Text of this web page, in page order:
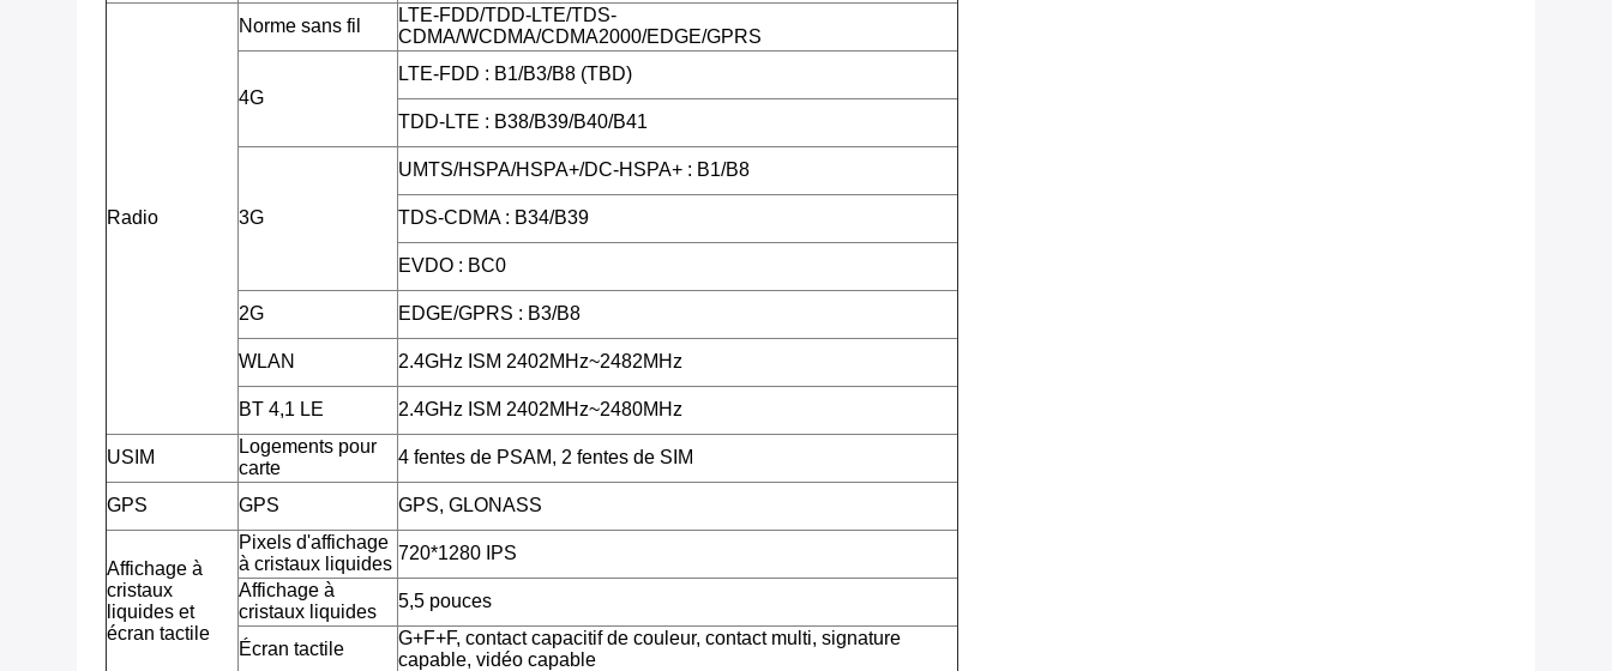
Radio
Norme sans fil
LTE-FDD/TDD-LTE/TDS-
CDMA/WCDMA/CDMA2000/EDGE/GPRS
4G
LTE-FDD : B1/B3/B8 (TBD)
TDD-LTE : B38/B39/B40/B41
3G
UMTS/HSPA/HSPA+/DC-HSPA+ : B1/B8
TDS-CDMA : B34/B39
EVDO : BC0
2G EDGE/GPRS : B3/B8
WLAN 2.4GHz ISM 2402MHz~2482MHz
BT 4,1 LE 2.4GHz ISM 2402MHz~2480MHz
USIM
Logements pour
carte
4 fentes de PSAM, 2 fentes de SIM
GPS GPS GPS, GLONASS
Affichage à
cristaux
liquides et
écran tactile
Pixels d'affichage
à cristaux liquides
720*1280 IPS
Affichage à
cristaux liquides
5,5 pouces
Écran tactile
G+F+F, contact capacitif de couleur, contact multi, signature
capable, vidéo capable